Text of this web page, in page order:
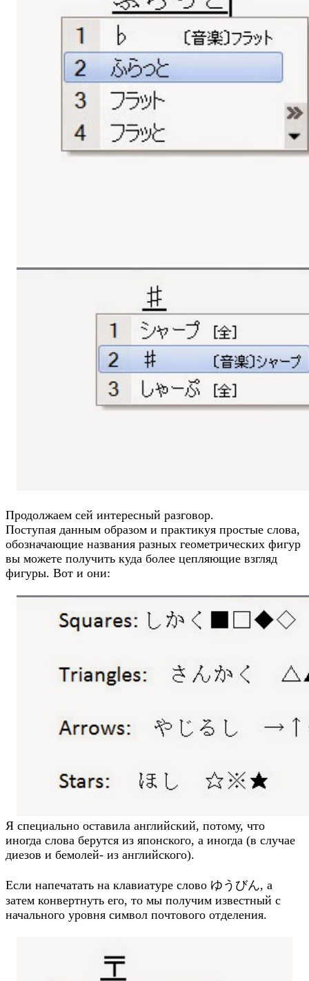
Продолжаем сей интересный разговор.
Поступая данным образом и практикуя простые слова,
обозначающие названия разных геометрических фигур
вы можете получить куда более цепляющие взгляд
фигуры. Вот и они:
Я специально оставила английский, потому, что
иногда слова берутся из японского, а иногда (в случае
диезов и бемолей- из английского).
Если напечатать на клавиатуре слово ゆうびん, а
затем конвертнуть его, то мы получим известный с
начального уровня символ почтового отделения.